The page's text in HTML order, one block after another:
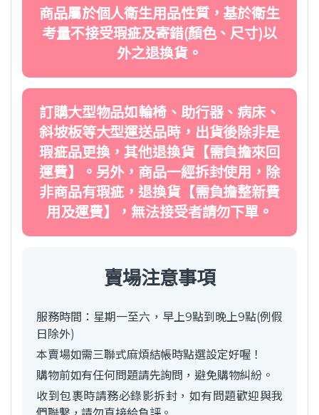
商品屬於個人衛生用品性質，基於衛生
考量不接受瑕疵及寄錯(顏色、尺寸)以
外之退換貨。
訂購大型物品如輪椅、助行器、病床、
斜坡板等大型運送品時，出貨後除非是
瑕疵品更換，其他退換貨【需負擔來回
運費】。另外，商品一經拆封使用，除
非商品有瑕疵，退換貨【需負擔整新費
用及運費】，無法接受者請勿下單。
賣場注意事項
服務時間：星期一至六，早上9點到晚上9點(例假
日除外)
本賣場如需三聯式麻煩結帳時點選設定好喔！
購物前如有任何問題請先詢問，避免購物糾紛。
收到包裹時請務必錄影拆封，如有問題歡迎與我